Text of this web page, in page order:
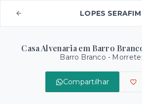
LOPES SERAFIM
Casa Alvenaria em Barro
Barro Branco -
Compartilhar